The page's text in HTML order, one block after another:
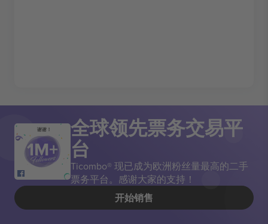
谢谢！ 全球领先票务交易平
台
Ticombo® 现已成为欧洲粉丝量最高的二手
票务平台。感谢大家的支持！
开始销售